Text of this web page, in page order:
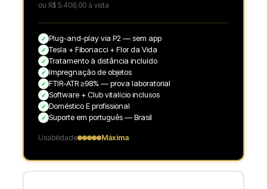
ou R$ 5.408,00 à vista
✓ Plug-and-play via P2 — sem app
✓ Tesla + Fibonacci + Flor da Vida
✓ Tratamento à distância incluído
✓ Impregnação de objetos
✓ FTIR-ATR ≥98% — prova laboratorial
✓ Software + Club vitalício inclusos
✓ Doméstico E profissional
✓ Suporte em português — Brasil
Usabilidade Máxima